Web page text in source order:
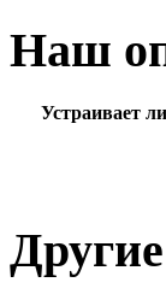
Наш
Устраивает